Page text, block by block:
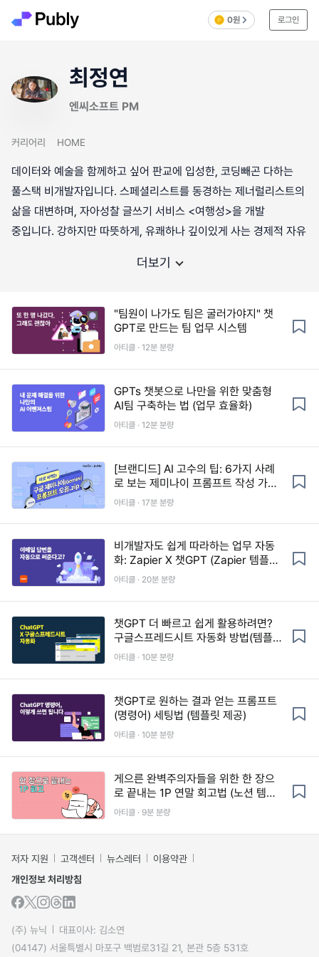
0원 로그인
최정연
엔씨소프트 PM
커리어리 HOME
데이터와 예술을 함께하고 싶어 판교에 입성한, 코딩빼곤 다하는
풀스택 비개발자입니다. 스페셜리스트를 동경하는 제너럴리스트의
삶을 대변하며, 자아성찰 글쓰기 서비스 <여행성>을 개발
중입니다. 강하지만 따뜻하게, 유쾌하나 깊이있게 사는 경제적 자유
더보기
"팀원이 나가도 팀은 굴러가야지" 챗
GPT로 만드는 팀 업무 시스템
아티클 · 12분 분량
GPTs 챗봇으로 나만을 위한 맞춤형
AI팀 구축하는 법 (업무 효율화)
아티클 · 12분 분량
[브랜디드] AI 고수의 팁: 6가지 사례
로 보는 제미나이 프롬프트 작성 가이
드 (+프롬프트 10종 제공)
아티클 · 17분 분량
비개발자도 쉽게 따라하는 업무 자동
화: Zapier X 챗GPT (Zapier 템플릿
제공)
아티클 · 20분 분량
챗GPT 더 빠르고 쉽게 활용하려면?
구글스프레드시트 자동화 방법(템플
릿 제공)
아티클 · 10분 분량
챗GPT로 원하는 결과 얻는 프롬프트
(명령어) 세팅법 (템플릿 제공)
아티클 · 10분 분량
게으른 완벽주의자들을 위한 한 장으
로 끝내는 1P 연말 회고법 (노션 템플
릿)
아티클 · 9분 분량
저자 지원 고객센터 뉴스레터
이용약관
개인정보 처리방침
(주) 뉴닉
대표이사: 김소연
(04147) 서울특별시 마포구 백범로31길 21, 본관 5층 531호